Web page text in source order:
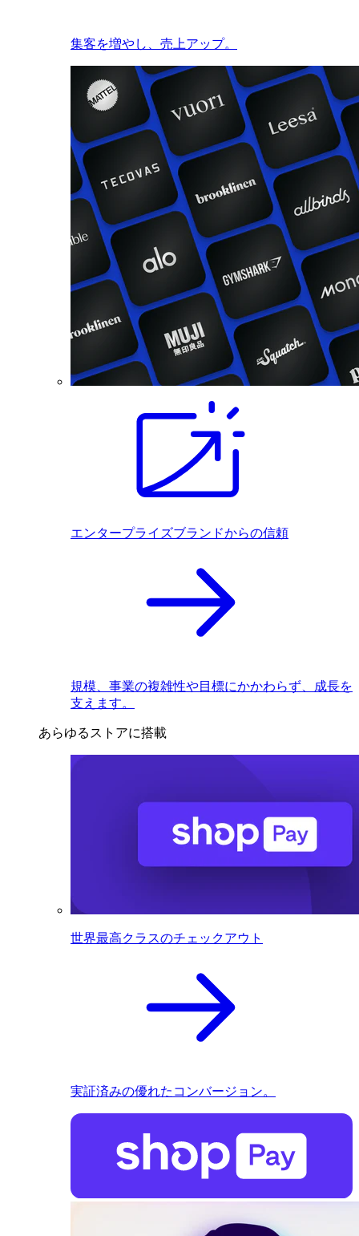
集客を増やし、売上アップ。
エンタープライズブランドからの信頼
規模、事業の複雑性や目標にかかわらず、成長を
支えます。
あらゆるストアに搭載
世界最高クラスのチェックアウト
実証済みの優れたコンバージョン。